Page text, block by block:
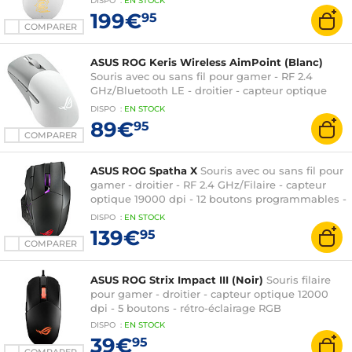
COMPARER
éclairage RGB - édition limitée
199€95
COMPARER
ASUS ROG Keris Wireless AimPoint (Blanc)
Souris avec ou sans fil pour gamer - RF 2.4
GHz/Bluetooth LE - droitier - capteur optique
36000 dpi - 5 boutons programmables -
rétroéclairage RGB Aura Sync
DISPO : EN STOCK
89€95
COMPARER
ASUS ROG Spatha X Souris avec ou sans fil pour
gamer - droitier - RF 2.4 GHz/Filaire - capteur
optique 19000 dpi - 12 boutons programmables -
rétroéclairage RGB
DISPO : EN STOCK
139€95
ASUS ROG Strix Impact III (Noir) Souris filaire
pour gamer - droitier - capteur optique 12000
dpi - 5 boutons - rétro-éclairage RGB
DISPO : EN STOCK
39€95